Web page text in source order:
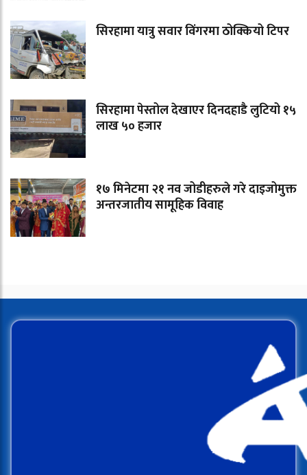
सिरहामा यात्रु सवार विंगरमा ठोक्कियो टिपर
सिरहामा पेस्तोल देखाएर दिनदहाडै लुटियो १५
लाख ५० हजार
१७ मिनेटमा २१ नव जोडीहरुले गरे दाइजोमुक्त
अन्तरजातीय सामूहिक विवाह